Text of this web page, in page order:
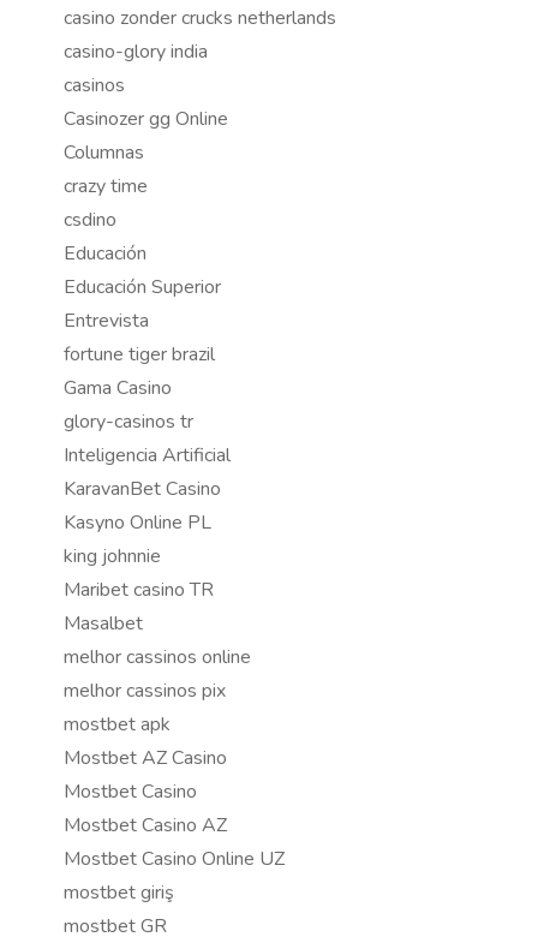
casino zonder crucks netherlands
casino-glory india
casinos
Casinozer gg Online
Columnas
crazy time
csdino
Educación
Educación Superior
Entrevista
fortune tiger brazil
Gama Casino
glory-casinos tr
Inteligencia Artificial
KaravanBet Casino
Kasyno Online PL
king johnnie
Maribet casino TR
Masalbet
melhor cassinos online
melhor cassinos pix
mostbet apk
Mostbet AZ Casino
Mostbet Casino
Mostbet Casino AZ
Mostbet Casino Online UZ
mostbet giriş
mostbet GR